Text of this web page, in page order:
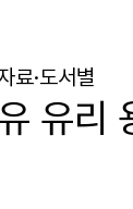
료·도서별
유리